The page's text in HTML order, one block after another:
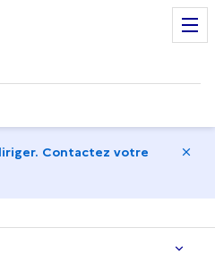
Contactez votre